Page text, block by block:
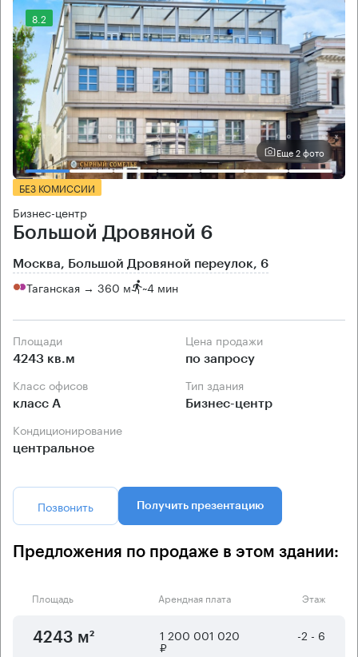
8.2
Еще 2 фото
БЕЗ КОМИССИИ
Бизнес-центр
Большой Дровяной 6
Москва, Большой Дровяной переулок, 6
Таганская → 360 м ~4 мин
Площади
4243 кв.м
Цена продажи
по запросу
Класс офисов
класс А
Тип здания
Бизнес-центр
Кондиционирование
центральное
Позвонить Получить презентацию
Предложения по продаже в этом здании:
Площадь Арендная плата Этаж
4243 м² 1 200 001 020
₽
-2 - 6